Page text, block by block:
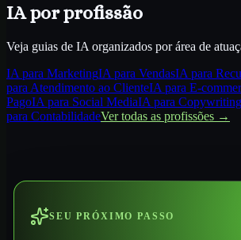
IA por profissão
Veja guias de IA organizados por área de
IA para MarketingIA para VendasIA para
para Atendimento ao ClienteIA para E-
PagoIA para Social MediaIA para Copywriting
para ContabilidadeVer todas as profissões →
SEU PRÓXIMO PASSO